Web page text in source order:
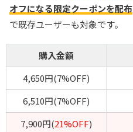
オフになる限定クーポンを配布
で既存ユーザーも対象です。
購入金額
4,650円(7%OFF)
6,510円(7%OFF)
7,900円(21%OFF)